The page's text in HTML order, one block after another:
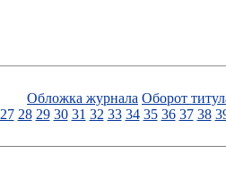
Обложка журнала Оборот
27 28 29 30 31 32 33 34 35 36 37 38